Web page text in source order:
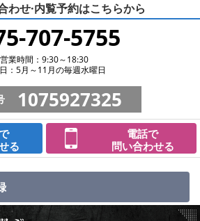
わせ·内覧予約はこちらから
707-5755
営業時間：9:30～18:30
：5月～11月の毎週水曜日
1075927325
る
電話で
問い合わせる